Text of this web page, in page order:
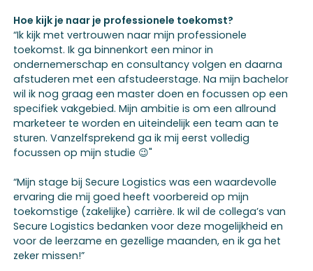
Hoe kijk je naar je professionele toekomst?
“Ik kijk met vertrouwen naar mijn professionele
toekomst. Ik ga binnenkort een minor in
ondernemerschap en consultancy volgen en daarna
afstuderen met een afstudeerstage. Na mijn bachelor
wil ik nog graag een master doen en focussen op een
specifiek vakgebied. Mijn ambitie is om een allround
marketeer te worden en uiteindelijk een team aan te
sturen. Vanzelfsprekend ga ik mij eerst volledig
focussen op mijn studie 😉"
“Mijn stage bij Secure Logistics was een waardevolle
ervaring die mij goed heeft voorbereid op mijn
toekomstige (zakelijke) carrière. Ik wil de collega’s van
Secure Logistics bedanken voor deze mogelijkheid en
voor de leerzame en gezellige maanden, en ik ga het
zeker missen!”